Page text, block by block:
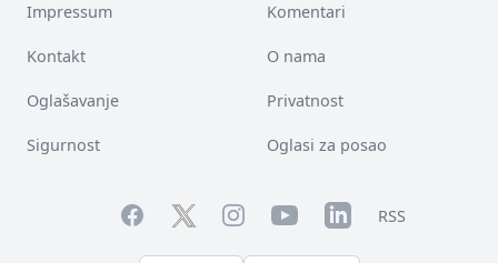
Impressum Komentari
Kontakt O nama
Oglašavanje Privatnost
Sigurnost Oglasi za posao
FacebookTwitterInstagramYouTubeLinkedInRSS